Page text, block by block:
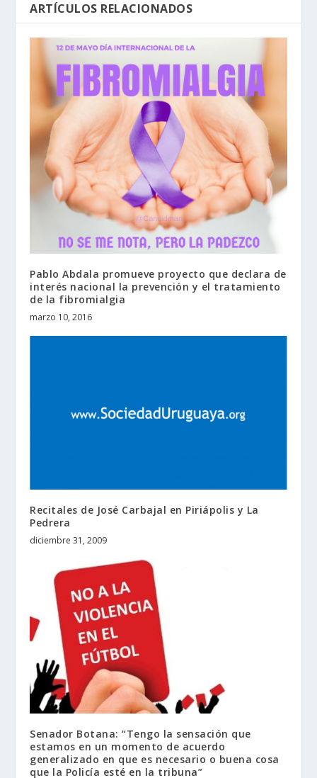
ARTÍCULOS RELACIONADOS
Pablo Abdala promueve proyecto que declara de
interés nacional la prevención y el tratamiento
de la fibromialgia
marzo 10, 2016
Recitales de José Carbajal en Piriápolis y La
Pedrera
diciembre 31, 2009
Senador Botana: “Tengo la sensación que
estamos en un momento de acuerdo
generalizado en que es necesario o buena cosa
que la Policía esté en la tribuna”